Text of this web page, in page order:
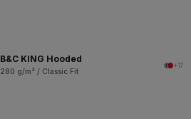
B&C KING Hooded
280 g/m² / Classic Fit
+17